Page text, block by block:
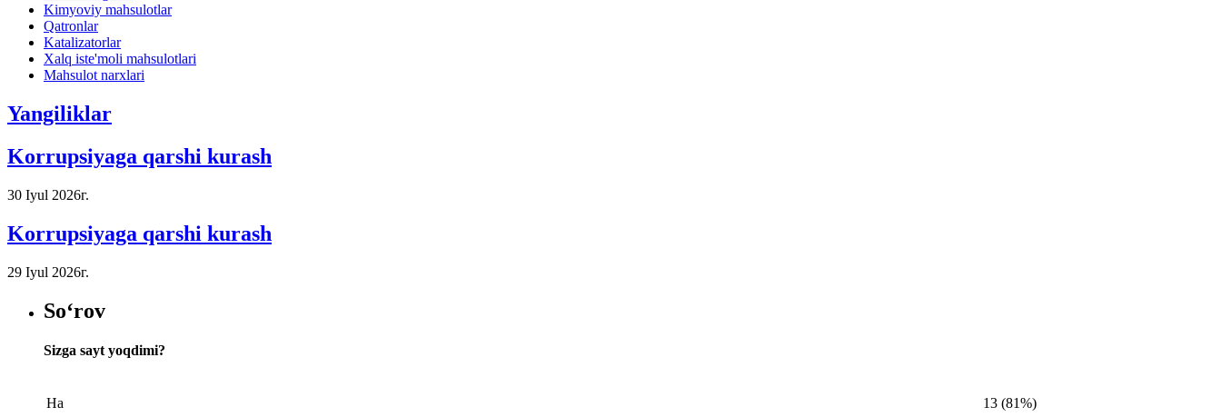
Kimyoviy mahsulotlar
Qatronlar
Katalizatorlar
Xalq iste'moli mahsulotlari
Mahsulot narxlari
Yangiliklar
Korrupsiyaga qarshi kurash
30 Iyul 2026г.
Korrupsiyaga qarshi kurash
29 Iyul 2026г.
So‘rov
Sizga sayt yoqdimi?
Ha 13 (81%)